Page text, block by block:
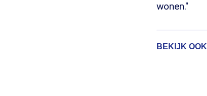
wonen."
BEKIJK OOK